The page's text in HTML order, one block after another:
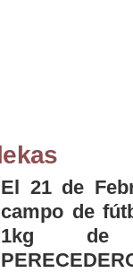
El 21 de
campo de
1kg de